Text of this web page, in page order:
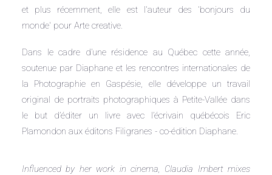
et plus récemment, elle est l'auteur des 'bonjours du
monde' pour Arte creative.
Dans le cadre d’une résidence au Québec cette année,
soutenue par Diaphane et les rencontres internationales de
la Photographie en Gaspésie, elle développe un travail
original de portraits photographiques à Petite-Vallée dans
le but d’éditer un livre avec l’écrivain québécois Eric
Plamondon aux éditons Filigranes - co-édition Diaphane.
Influenced by her work in cinema, Claudia Imbert mixes